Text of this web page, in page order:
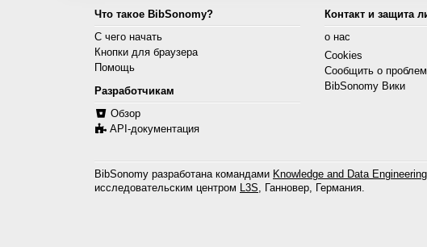
Что такое BibSonomy?
С чего начать
Кнопки для браузера
Помощь
Разработчикам
Обзор
API-документация
Контакт и защита
о нас
Cookies
Сообщить о
BibSonomy Вики
BibSonomy разработана командами Knowledge and Data
исследовательским центром L3S, Ганновер, Германия.